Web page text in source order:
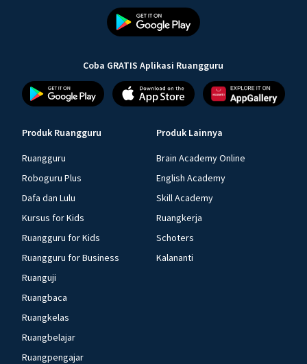
Coba GRATIS Aplikasi Ruangguru
Produk Ruangguru
Ruangguru
Roboguru Plus
Dafa dan Lulu
Kursus for Kids
Ruangguru for Kids
Ruangguru for Business
Ruanguji
Ruangbaca
Ruangkelas
Ruangbelajar
Ruangpengajar
Produk Lainnya
Brain Academy Online
English Academy
Skill Academy
Ruangkerja
Schoters
Kalananti